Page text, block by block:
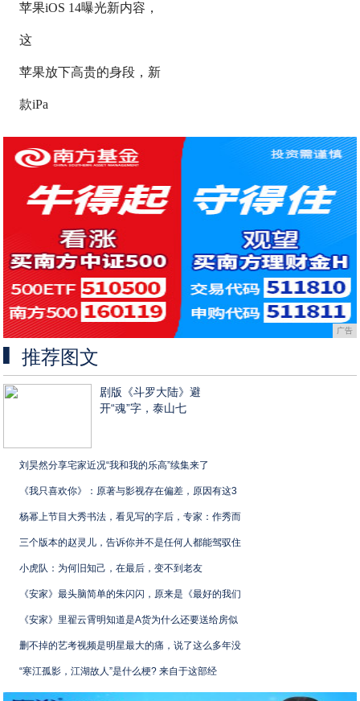
苹果iOS 14曝光新内容，
这
苹果放下高贵的身段，新
款iPa
广告
推荐图文
剧版《斗罗大陆》避
开“魂”字，泰山七
刘昊然分享宅家近况“我和我的乐高”续集来了
《我只喜欢你》：原著与影视存在偏差，原因有这3
杨幂上节目大秀书法，看见写的字后，专家：作秀而
三个版本的赵灵儿，告诉你并不是任何人都能驾驭住
小虎队：为何旧知己，在最后，变不到老友
《安家》最头脑简单的朱闪闪，原来是《最好的我们
《安家》里翟云霄明知道是A货为什么还要送给房似
删不掉的艺考视频是明星最大的痛，说了这么多年没
“寒江孤影，江湖故人”是什么梗? 来自于这部经